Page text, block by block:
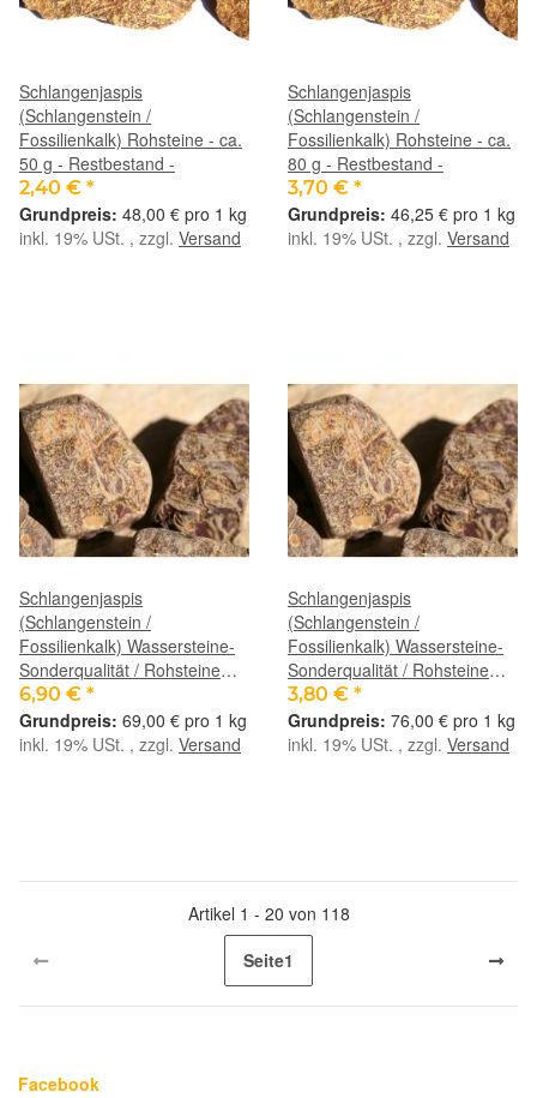
Schlangenjaspis
(Schlangenstein /
Fossilienkalk) Rohsteine - ca.
50 g - Restbestand -
2,40 € *
48,00 € pro 1 kg
inkl. 19% USt. , zzgl. Versand
Schlangenjaspis
(Schlangenstein /
Fossilienkalk) Rohsteine - ca.
80 g - Restbestand -
3,70 € *
46,25 € pro 1 kg
inkl. 19% USt. , zzgl. Versand
Schlangenjaspis
(Schlangenstein /
Fossilienkalk) Wassersteine-
Sonderqualität / Rohsteine
extra angetrommelt - ca. 100
g (GKS)
6,90 € *
69,00 € pro 1 kg
inkl. 19% USt. , zzgl. Versand
Schlangenjaspis
(Schlangenstein /
Fossilienkalk) Wassersteine-
Sonderqualität / Rohsteine
extra angetrommelt - ca. 50 g
3,80 € *
76,00 € pro 1 kg
inkl. 19% USt. , zzgl. Versand
Artikel 1 - 20 von 118
Seite1
Facebook